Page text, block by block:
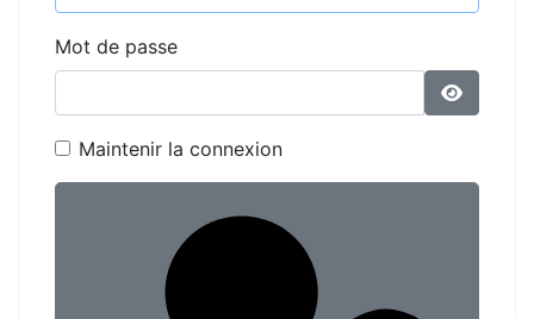
Mot de passe
Maintenir la connexion